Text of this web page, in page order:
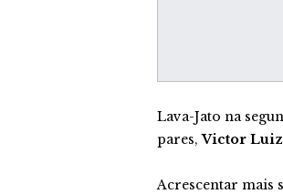
Lava-Jato na
pares,Victor Luiz
Acrescentar mais